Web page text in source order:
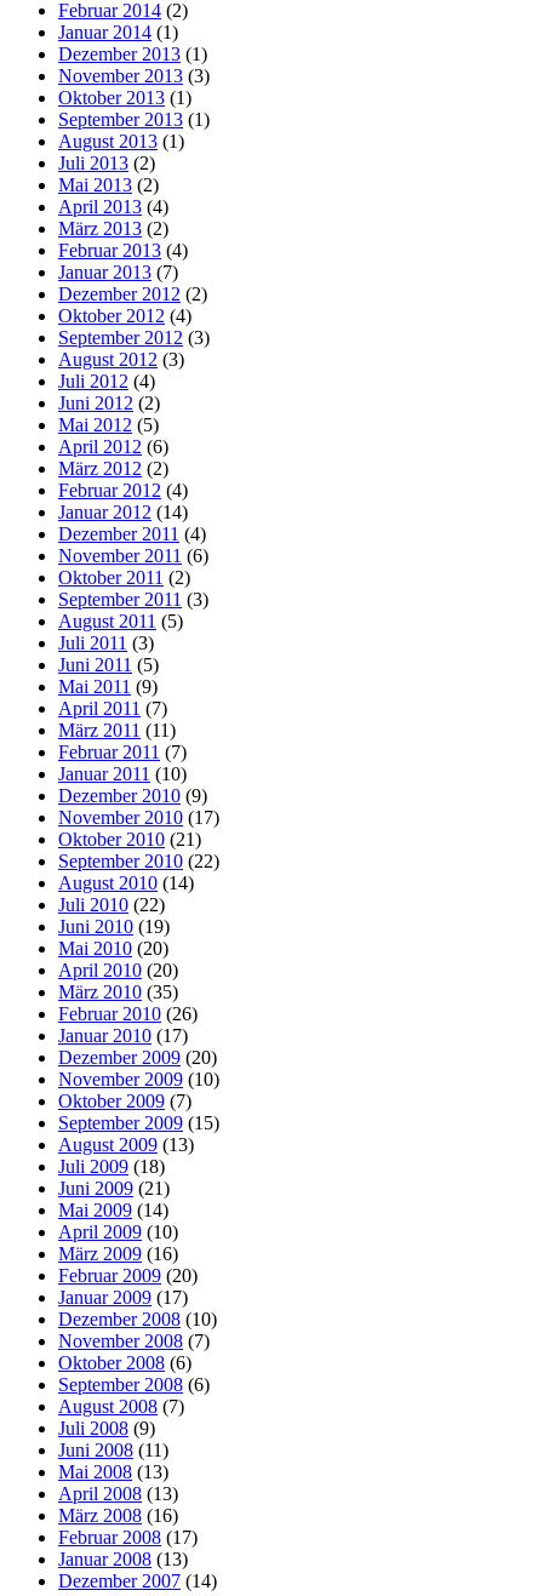
Februar 2014 (2)
Januar 2014 (1)
Dezember 2013 (1)
November 2013 (3)
Oktober 2013 (1)
September 2013 (1)
August 2013 (1)
Juli 2013 (2)
Mai 2013 (2)
April 2013 (4)
März 2013 (2)
Februar 2013 (4)
Januar 2013 (7)
Dezember 2012 (2)
Oktober 2012 (4)
September 2012 (3)
August 2012 (3)
Juli 2012 (4)
Juni 2012 (2)
Mai 2012 (5)
April 2012 (6)
März 2012 (2)
Februar 2012 (4)
Januar 2012 (14)
Dezember 2011 (4)
November 2011 (6)
Oktober 2011 (2)
September 2011 (3)
August 2011 (5)
Juli 2011 (3)
Juni 2011 (5)
Mai 2011 (9)
April 2011 (7)
März 2011 (11)
Februar 2011 (7)
Januar 2011 (10)
Dezember 2010 (9)
November 2010 (17)
Oktober 2010 (21)
September 2010 (22)
August 2010 (14)
Juli 2010 (22)
Juni 2010 (19)
Mai 2010 (20)
April 2010 (20)
März 2010 (35)
Februar 2010 (26)
Januar 2010 (17)
Dezember 2009 (20)
November 2009 (10)
Oktober 2009 (7)
September 2009 (15)
August 2009 (13)
Juli 2009 (18)
Juni 2009 (21)
Mai 2009 (14)
April 2009 (10)
März 2009 (16)
Februar 2009 (20)
Januar 2009 (17)
Dezember 2008 (10)
November 2008 (7)
Oktober 2008 (6)
September 2008 (6)
August 2008 (7)
Juli 2008 (9)
Juni 2008 (11)
Mai 2008 (13)
April 2008 (13)
März 2008 (16)
Februar 2008 (17)
Januar 2008 (13)
Dezember 2007 (14)